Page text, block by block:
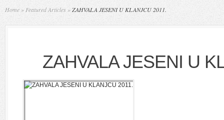
Home » Featured Articles » ZAHVALA JESENI U KLANJCU 2011.
ZAHVALA JESENI U